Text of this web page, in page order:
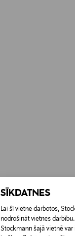
SĪKDATNES
Lai šī vietne darbotos,
nodrošināt vietnes
Stockmann šajā vietnē